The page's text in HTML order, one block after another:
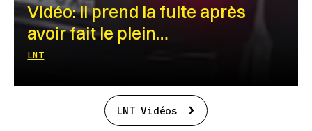
Vidéo: Il prend la fuite après
avoir fait le plein…
LNT
LNT Vidéos